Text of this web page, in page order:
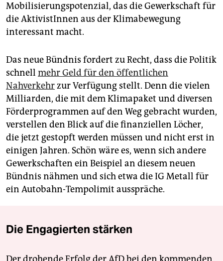
Mobilisierungspotenzial, das die Gewerkschaft für
die AktivistInnen aus der Klimabewegung
interessant macht.
Das neue Bündnis fordert zu Recht, dass die Politik
schnell mehr Geld für den öffentlichen
Nahverkehrzur Verfügung stellt. Denn die vielen
Milliarden, die mit dem Klimapaket und diversen
Förderprogrammen auf den Weg gebracht wurden,
verstellen den Blick auf die finanziellen Löcher,
die jetzt gestopft werden müssen und nicht erst in
einigen Jahren. Schön wäre es, wenn sich andere
Gewerkschaften ein Beispiel an diesem neuen
Bündnis nähmen und sich etwa die IG Metall für
ein Autobahn-Tempolimit ausspräche.
Die Engagierten stärken